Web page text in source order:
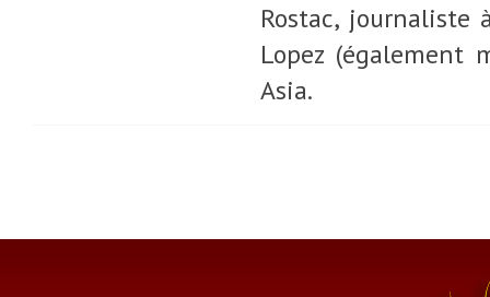
Rostac,
Lopez (également
Asia.